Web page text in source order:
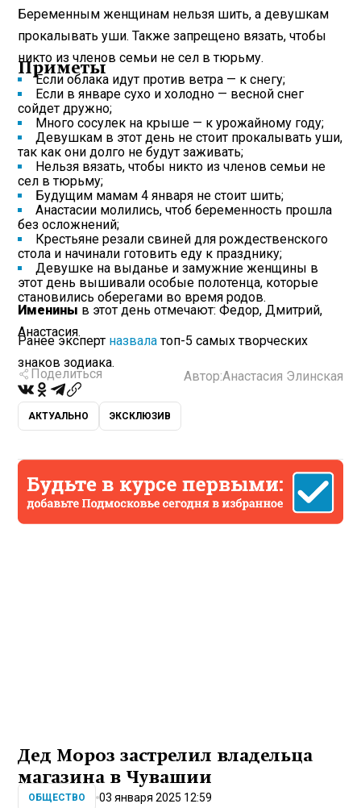
Беременным женщинам нельзя шить, а девушкам
прокалывать уши. Также запрещено вязать, чтобы
никто из членов семьи не сел в тюрьму.
Приметы
Если облака идут против ветра — к снегу;
Если в январе сухо и холодно — весной снег
сойдет дружно;
Много сосулек на крыше — к урожайному году;
Девушкам в этот день не стоит прокалывать уши,
так как они долго не будут заживать;
Нельзя вязать, чтобы никто из членов семьи не
сел в тюрьму;
Будущим мамам 4 января не стоит шить;
Анастасии молились, чтоб беременность прошла
без осложнений;
Крестьяне резали свиней для рождественского
стола и начинали готовить еду к празднику;
Девушке на выданье и замужние женщины в
этот день вышивали особые полотенца, которые
становились оберегами во время родов.
Именины в этот день отмечают: Федор, Дмитрий,
Анастасия.
Ранее эксперт назвалатоп-5 самых творческих
знаков зодиака.
Поделиться Автор:Анастасия Элинская
АКТУАЛЬНО ЭКСКЛЮЗИВ
Дед Мороз застрелил владельца
магазина в Чувашии
ОБЩЕСТВО 03 января 2025 12:59